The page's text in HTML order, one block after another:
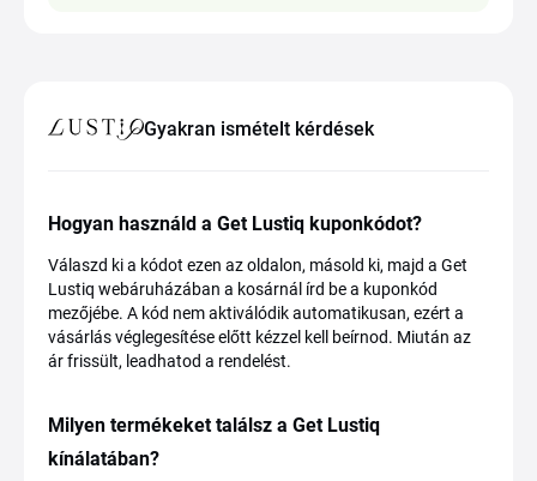
Gyakran ismételt kérdések
Hogyan használd a Get Lustiq kuponkódot?
Válaszd ki a kódot ezen az oldalon, másold ki, majd a Get
Lustiq webáruházában a kosárnál írd be a kuponkód
mezőjébe. A kód nem aktiválódik automatikusan, ezért a
vásárlás véglegesítése előtt kézzel kell beírnod. Miután az
ár frissült, leadhatod a rendelést.
Milyen termékeket találsz a Get Lustiq
kínálatában?